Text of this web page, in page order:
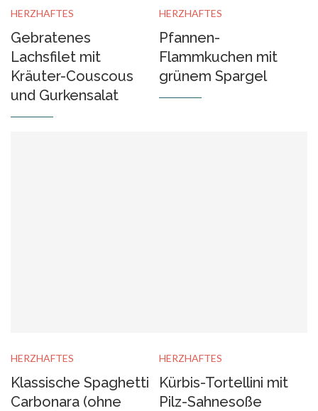
HERZHAFTES
Gebratenes
Lachsfilet mit
Kräuter-Couscous
und Gurkensalat
HERZHAFTES
Pfannen-
Flammkuchen mit
grünem Spargel
HERZHAFTES
Klassische Spaghetti
Carbonara (ohne
HERZHAFTES
Kürbis-Tortellini mit
Pilz-Sahnesoße